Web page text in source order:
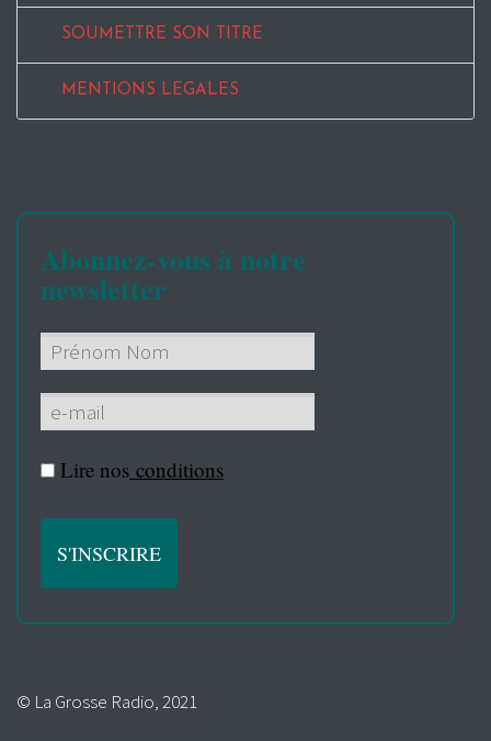
SOUMETTRE SON TITRE
MENTIONS LEGALES
Abonnez-vous à notre
newsletter
Lire nos conditions
© La Grosse Radio, 2021